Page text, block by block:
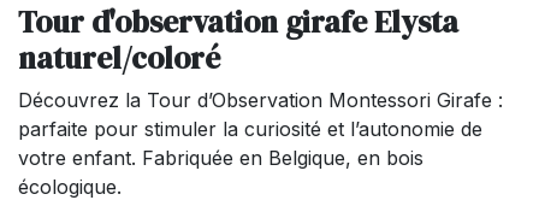
Tour d'observation girafe Elysta
naturel/coloré
Découvrez la Tour d’Observation Montessori Girafe :
parfaite pour stimuler la curiosité et l’autonomie de
votre enfant. Fabriquée en Belgique, en bois
écologique.